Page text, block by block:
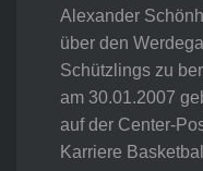
Alexander
über den
Schützlings zu
am 30.01.2007
auf der Center-
Karriere